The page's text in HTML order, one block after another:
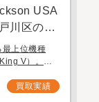
USA
川区のお
上位機種
V）。ハ
ルムと洗練
買取実績